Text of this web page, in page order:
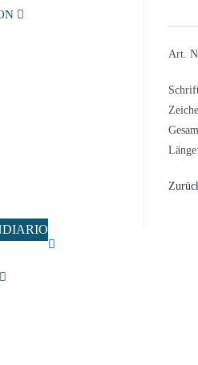
Art.